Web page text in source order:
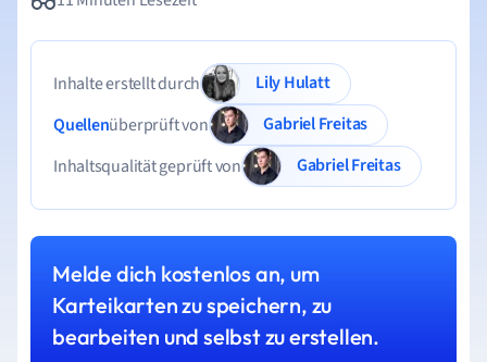
Inhalte erstellt durch
Lily Hulatt
Quellenüberprüft von
Gabriel Freitas
Inhaltsqualität geprüft von
Gabriel Freitas
Melde dich kostenlos an, um
Karteikarten zu speichern, zu
bearbeiten und selbst zu erstellen.